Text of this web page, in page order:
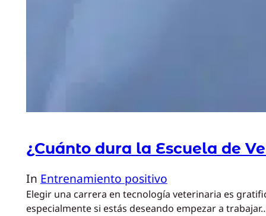
¿Cuánto dura la Escuela de
In Entrenamiento positivo
Elegir una carrera en tecnología veterinaria es
especialmente si estás deseando empezar a